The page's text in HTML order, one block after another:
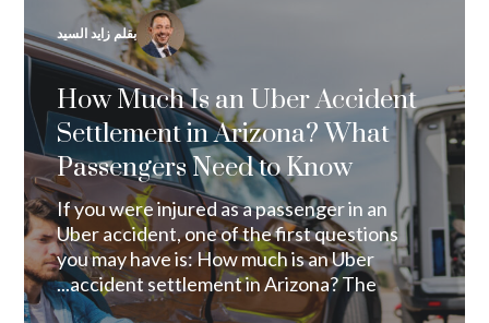
بقلم زايد السيد
How Much Is an Uber Accident
Settlement in Arizona? What
Passengers Need to Know
If you were injured as a passenger in an
Uber accident, one of the first questions
you may have is: How much is an Uber
accident settlement in Arizona? The...